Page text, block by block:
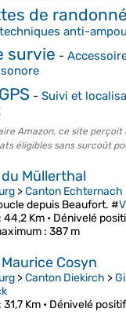
de
anti-
survie -
- Suivi et
Amazon, ce site perçoit
éligibles sans surcoût
Müllerthal
>Canton Echternach
depuis Beaufort. #
: 44,2 Km • Dénivelé
: 387 m
Cosyn
>Canton Diekirch >
: 31,7 Km • Dénivelé positif